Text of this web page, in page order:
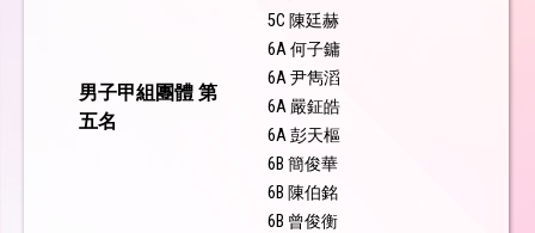
男子甲組團體 第
五名
5C 陳廷赫
6A 何子鏞
6A 尹雋滔
6A 嚴鉦皓
6A 彭天樞
6B 簡俊華
6B 陳伯銘
6B 曾俊衡